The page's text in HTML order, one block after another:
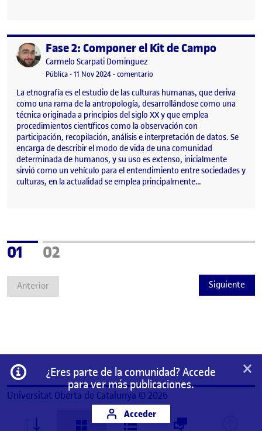
Publicado porFase 2: Componer el Kit de Campo
Publicado por
Carmelo Scarpati Dominguez
Visibilidad:
Pública-Fecha de publicación
11 Nov 2024-comentario
La etnografía es el estudio de las culturas humanas, que deriva
como una rama de la antropología, desarrollándose como una
técnica originada a principios del siglo XX y que emplea
procedimientos científicos como la observación con
participación, recopilación, análisis e interpretación de datos. Se
encarga de describir el modo de vida de una comunidad
determinada de humanos, y su uso es extenso, inicialmente
sirvió como un vehículo para el entendimiento entre sociedades y
culturas, en la actualidad se emplea principalmente…
Anterior
Página
01 Página
02
Siguiente
Información
¿Eres parte de la comunidad? Accede
para ver más publicaciones.
Acceder
×
Universitat Oberta de Catalunya © 2026